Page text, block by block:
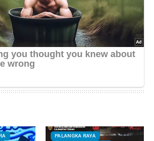
PALANGKA RAYA